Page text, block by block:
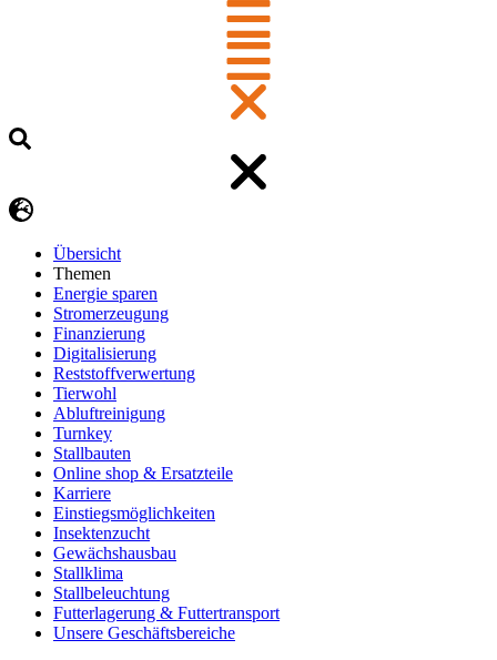
Übersicht
Themen
Energie sparen
Stromerzeugung
Finanzierung
Digitalisierung
Reststoffverwertung
Tierwohl
Abluftreinigung
Turnkey
Stallbauten
Online shop & Ersatzteile
Karriere
Einstiegsmöglichkeiten
Insektenzucht
Gewächshausbau
Stallklima
Stallbeleuchtung
Futterlagerung & Futtertransport
Unsere Geschäftsbereiche